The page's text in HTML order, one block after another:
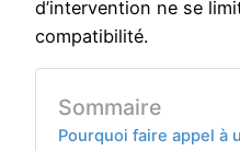
d’intervention ne se
compatibilité.
Sommaire
Pourquoi faire appel à